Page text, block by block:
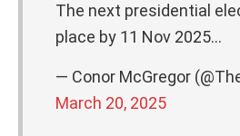
The next presidential
place by 11 Nov 2025…
— Conor McGregor
March 20, 2025